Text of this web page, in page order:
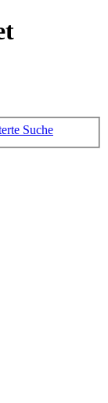
Suche